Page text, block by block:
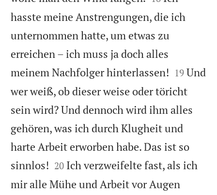
hasste meine Anstrengungen, die ich
unternommen hatte, um etwas zu
erreichen – ich muss ja doch alles
meinem Nachfolger hinterlassen! 

19 Und
wer weiß, ob dieser weise oder töricht
sein wird? Und dennoch wird ihm alles
gehören, was ich durch Klugheit und
harte Arbeit erworben habe. Das ist so
sinnlos! 

20 Ich verzweifelte fast, als ich
mir alle Mühe und Arbeit vor Augen